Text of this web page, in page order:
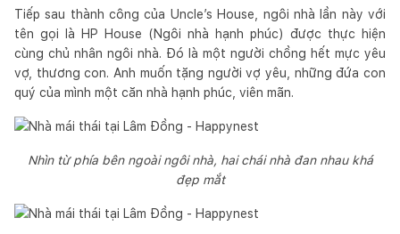
Tiếp sau thành công của Uncle’s House, ngôi nhà lần này với
tên gọi là HP House (Ngôi nhà hạnh phúc) được thực hiện
cùng chủ nhân ngôi nhà. Đó là một người chồng hết mực yêu
vợ, thương con. Anh muốn tặng người vợ yêu, những đứa con
quý của mình một căn nhà hạnh phúc, viên mãn.
Nhìn từ phía bên ngoài ngôi nhà, hai chái nhà đan nhau khá
đẹp mắt